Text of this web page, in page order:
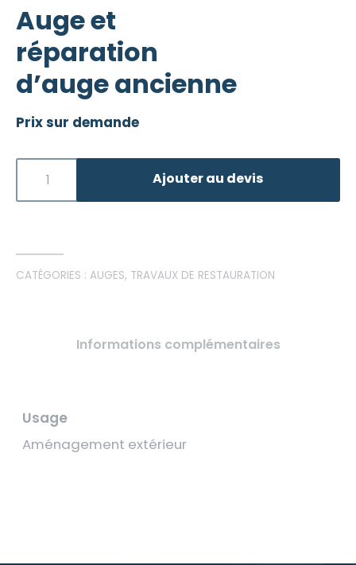
Auge et
réparation
d’auge ancienne
Prix sur demande
Ajouter au devis
CATÉGORIES : AUGES, TRAVAUX DE RESTAURATION
Informations complémentaires
Usage
Aménagement extérieur